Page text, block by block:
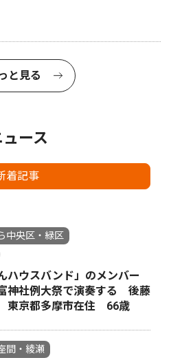
と見る
ース
着記事
中央区・緑区
ハウスバンド」のメンバー
神社例大祭で演奏する 後藤
東京都多摩市在住 66歳
間・綾瀬